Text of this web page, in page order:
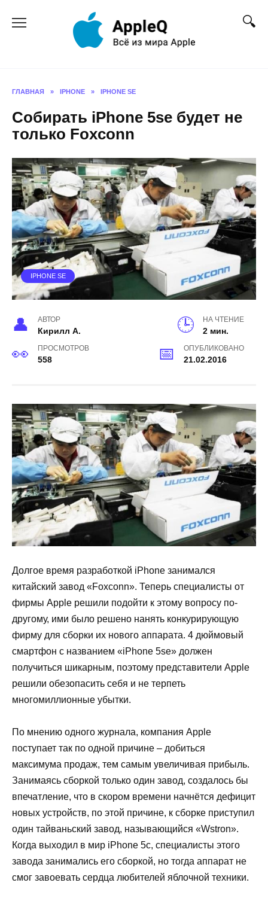
ГЛАВНАЯ » IPHONE » IPHONE SE
Собирать iPhone 5se будет не
только Foxconn
IPHONE SE
АВТОР
Кирилл А.
НА ЧТЕНИЕ
2 мин.
ПРОСМОТРОВ
558
ОПУБЛИКОВАНО
21.02.2016
Долгое время разработкой iPhone занимался
китайский завод «Foxconn». Теперь специалисты от
фирмы Apple решили подойти к этому вопросу по-
другому, ими было решено нанять конкурирующую
фирму для сборки их нового аппарата. 4 дюймовый
смартфон с названием «iPhone 5se» должен
получиться шикарным, поэтому представители Apple
решили обезопасить себя и не терпеть
многомиллионные убытки.
По мнению одного журнала, компания Apple
поступает так по одной причине – добиться
максимума продаж, тем самым увеличивая прибыль.
Занимаясь сборкой только один завод, создалось бы
впечатление, что в скором времени начнётся дефицит
новых устройств, по этой причине, к сборке приступил
один тайваньский завод, называющийся «Wstron».
Когда выходил в мир iPhone 5c, специалисты этого
завода занимались его сборкой, но тогда аппарат не
смог завоевать сердца любителей яблочной техники.